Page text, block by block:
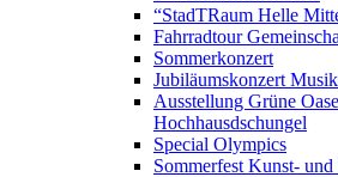
“StadTRaum Helle
Fahrradtour
Sommerkonzert
Jubiläumskonzert
Ausstellung Grüne
Hochhausdschungel
Special Olympics
Sommerfest Kunst-